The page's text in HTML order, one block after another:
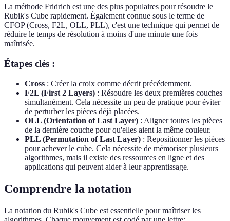
La méthode Fridrich est une des plus populaires pour résoudre le
Rubik's Cube rapidement. Également connue sous le terme de
CFOP (Cross, F2L, OLL, PLL), c'est une technique qui permet de
réduire le temps de résolution à moins d'une minute une fois
maîtrisée.
Étapes clés :
Cross : Créer la croix comme décrit précédemment.
F2L (First 2 Layers) : Résoudre les deux premières couches
simultanément. Cela nécessite un peu de pratique pour éviter
de perturber les pièces déjà placées.
OLL (Orientation of Last Layer) : Aligner toutes les pièces
de la dernière couche pour qu'elles aient la même couleur.
PLL (Permutation of Last Layer) : Repositionner les pièces
pour achever le cube. Cela nécessite de mémoriser plusieurs
algorithmes, mais il existe des ressources en ligne et des
applications qui peuvent aider à leur apprentissage.
Comprendre la notation
La notation du Rubik's Cube est essentielle pour maîtriser les